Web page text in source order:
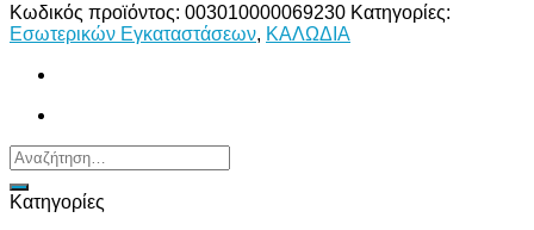
Κωδικός προϊόντος: 003010000069230 Κατηγορίες:
Εσωτερικών Εγκαταστάσεων, ΚΑΛΩΔΙΑ
Αναζήτηση
για:
Κατηγορίες